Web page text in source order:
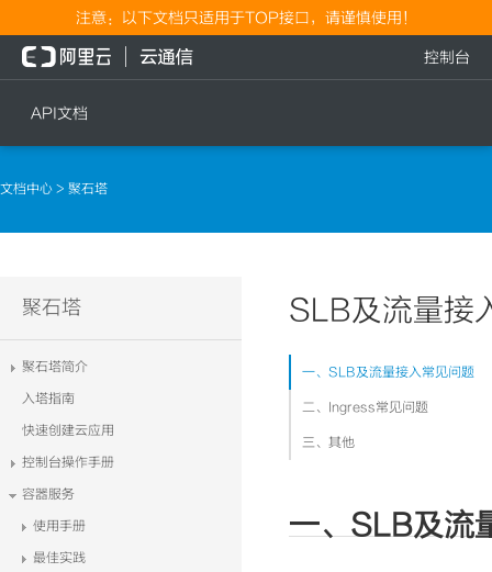
注意：以下文档只适用于TOP接口，请谨慎使用！
API文档
流量充值档位查询
控制台
文档中心 > 聚石塔
聚石塔
聚石塔简介
入塔指南
快速创建云应用
控制台操作手册
容器服务
使用手册
最佳实践
SLB及流量接
一、SLB及流量接入常见问题
二、Ingress常见问题
三、其他
一、SLB及流